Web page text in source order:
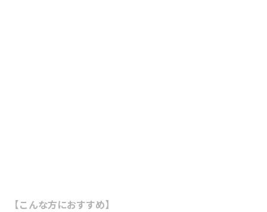
【こんな方におすすめ】